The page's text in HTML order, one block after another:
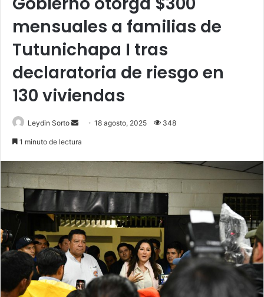
mensuales a familias de
Tutunichapa I tras
declaratoria de riesgo en
130 viviendas
Leydin Sorto
Send18 agosto, 2025 348
1 minuto de lectura